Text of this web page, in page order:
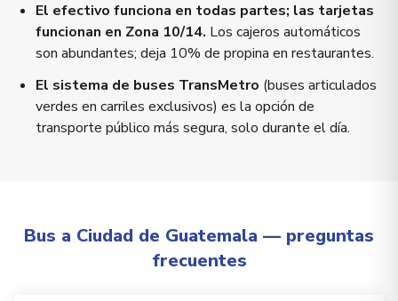
El efectivo funciona en todas partes; las tarjetas
funcionan en Zona 10/14. Los cajeros automáticos
son abundantes; deja 10% de propina en restaurantes.
El sistema de buses TransMetro (buses articulados
verdes en carriles exclusivos) es la opción de
transporte público más segura, solo durante el día.
Bus a Ciudad de Guatemala — preguntas
frecuentes